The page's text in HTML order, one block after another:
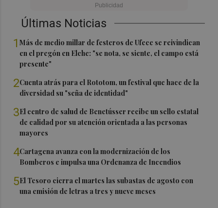
Últimas Noticias
1Más de medio millar de festeros de Ufece se reivindican
en el pregón en Elche: "se nota, se siente, el campo está
presente"
2Cuenta atrás para el Rototom, un festival que hace de la
diversidad su "seña de identidad"
3El centro de salud de Benetússer recibe un sello estatal
de calidad por su atención orientada a las personas
mayores
4Cartagena avanza con la modernización de los
Bomberos e impulsa una Ordenanza de Incendios
5El Tesoro cierra el martes las subastas de agosto con
una emisión de letras a tres y nueve meses